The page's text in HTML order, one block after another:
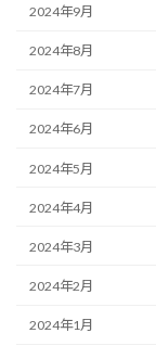
2024年9月
2024年8月
2024年7月
2024年6月
2024年5月
2024年4月
2024年3月
2024年2月
2024年1月